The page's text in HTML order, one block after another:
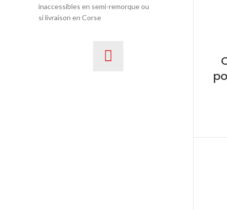
inaccessibles en semi-remorque ou
si livraison en Corse